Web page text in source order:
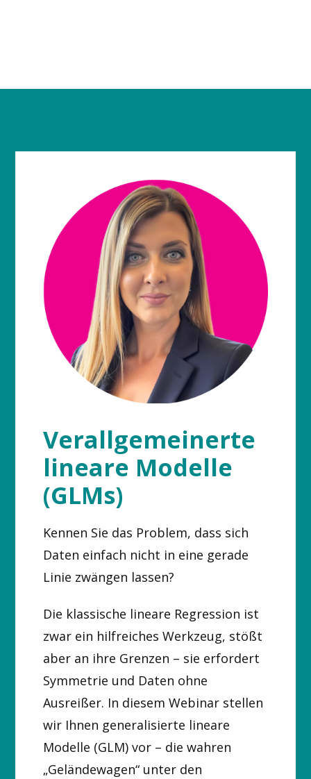
Verallgemeinerte
lineare Modelle
(GLMs)
Kennen Sie das Problem, dass sich
Daten einfach nicht in eine gerade
Linie zwängen lassen?
Die klassische lineare Regression ist
zwar ein hilfreiches Werkzeug, stößt
aber an ihre Grenzen – sie erfordert
Symmetrie und Daten ohne
Ausreißer. In diesem Webinar stellen
wir Ihnen generalisierte lineare
Modelle (GLM) vor – die wahren
„Geländewagen“ unter den